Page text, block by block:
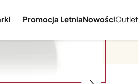
Promocja LetniaNowościOutlet